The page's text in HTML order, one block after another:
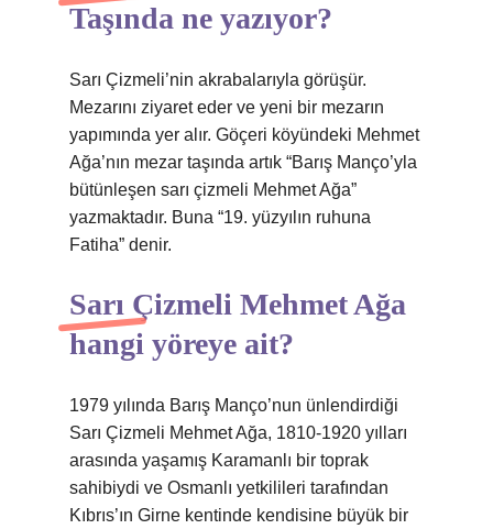
Taşında ne yazıyor?
Sarı Çizmeli’nin akrabalarıyla görüşür.
Mezarını ziyaret eder ve yeni bir mezarın
yapımında yer alır. Göçeri köyündeki Mehmet
Ağa’nın mezar taşında artık “Barış Manço’yla
bütünleşen sarı çizmeli Mehmet Ağa”
yazmaktadır. Buna “19. yüzyılın ruhuna
Fatiha” denir.
Sarı Çizmeli Mehmet Ağa
hangi yöreye ait?
1979 yılında Barış Manço’nun ünlendirdiği
Sarı Çizmeli Mehmet Ağa, 1810-1920 yılları
arasında yaşamış Karamanlı bir toprak
sahibiydi ve Osmanlı yetkilileri tarafından
Kıbrıs’ın Girne kentinde kendisine büyük bir